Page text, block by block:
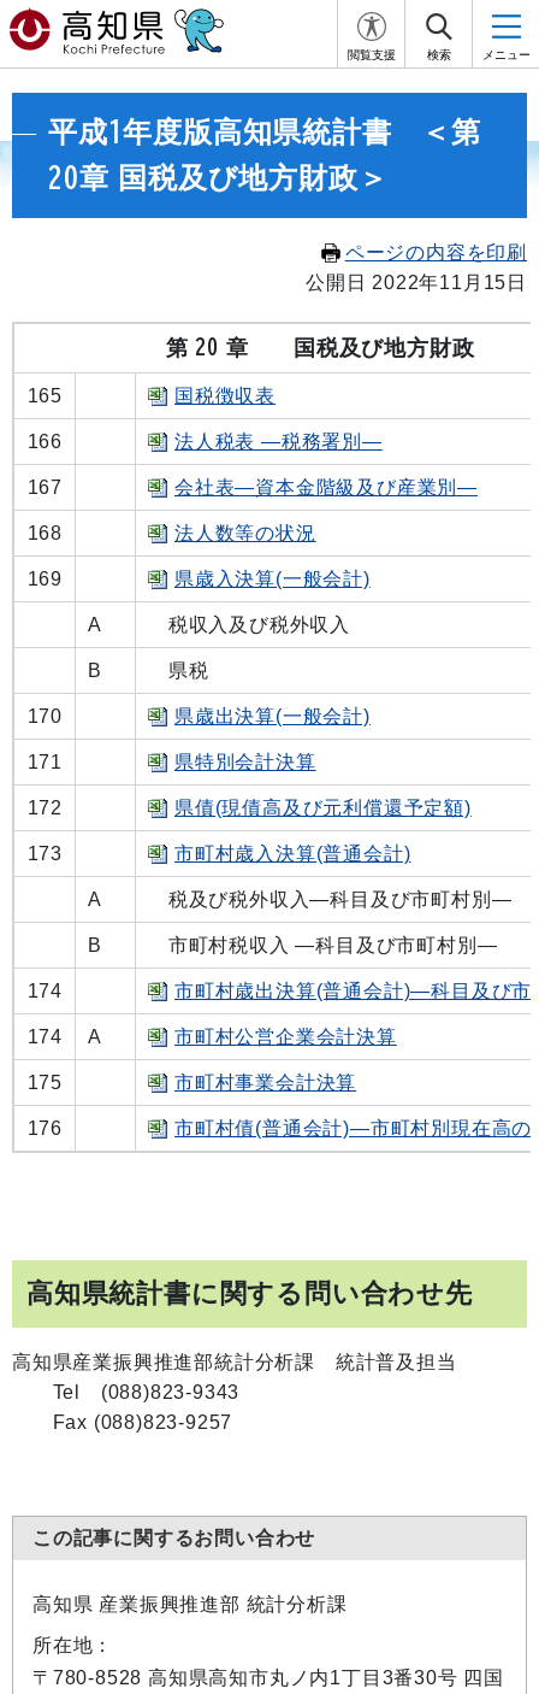
閲覧支援 検索 メニュー
平成1年度版高知県統計書 ＜第
20章 国税及び地方財政＞
ページの内容を印刷
公開日 2022年11月15日
第 20 章 国税及び地方財政
165 国税徴収表
166 法人税表 ―税務署別―
167 会社表―資本金階級及び産業別―
168 法人数等の状況
169 県歳入決算(一般会計)
A 税収入及び税外収入
B 県税
170 県歳出決算(一般会計)
171 県特別会計決算
172 県債(現債高及び元利償還予定額)
173 市町村歳入決算(普通会計)
A 税及び税外収入―科目及び市町村別―
B 市町村税収入 ―科目及び市町村別―
174 市町村歳出決算(普通会計)―科目及び
174 A 市町村公営企業会計決算
175 市町村事業会計決算
176 市町村債(普通会計)―市町村別現在高
高知県統計書に関する問い合わせ先
高知県産業振興推進部統計分析課 統計普及担当
Tel (088)823-9343
Fax (088)823-9257
この記事に関するお問い合わせ
高知県 産業振興推進部 統計分析課
所在地：
〒780-8528 高知県高知市丸ノ内1丁目3番30号 四国